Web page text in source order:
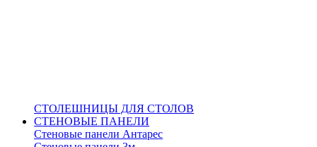
СТОЛЕШНИЦЫ ДЛЯ СТОЛОВ
СТЕНОВЫЕ ПАНЕЛИ
Стеновые панели Антарес